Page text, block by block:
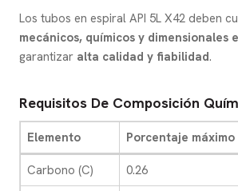
Los tubos en espiral API 5L X42 deben
mecánicos, químicos y dimensionales
garantizar alta calidad y fiabilidad.
Requisitos De Composición
Elemento Porcentaje máximo
Carbono (C)
0.26